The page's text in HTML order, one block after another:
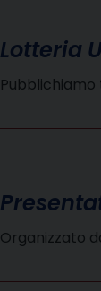
Lotteria
Organizzato